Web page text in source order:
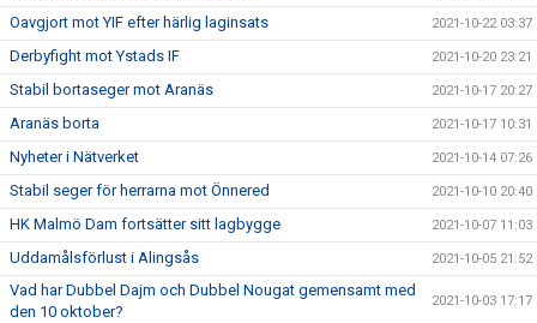
Oavgjort mot YIF efter härlig laginsats 2021-10-22 03:37
Derbyfight mot Ystads IF 2021-10-20 23:21
Stabil bortaseger mot Aranäs 2021-10-17 20:27
Aranäs borta 2021-10-17 10:31
Nyheter i Nätverket 2021-10-14 07:26
Stabil seger för herrarna mot Önnered 2021-10-10 20:40
HK Malmö Dam fortsätter sitt lagbygge 2021-10-07 11:03
Uddamålsförlust i Alingsås 2021-10-05 21:52
Vad har Dubbel Dajm och Dubbel Nougat gemensamt med
den 10 oktober?
2021-10-03 17:17